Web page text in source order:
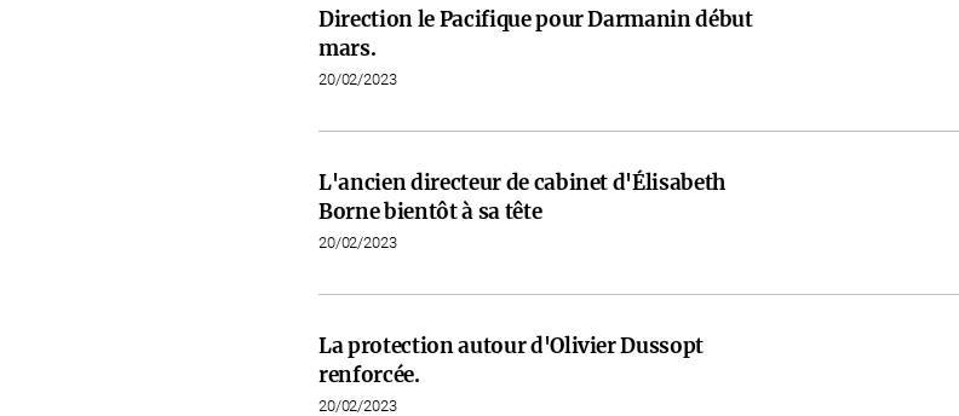
Direction le Pacifique pour Darmanin début
mars.
20/02/2023
L'ancien directeur de cabinet d'Élisabeth
Borne bientôt à sa tête
20/02/2023
La protection autour d'Olivier Dussopt
renforcée.
20/02/2023